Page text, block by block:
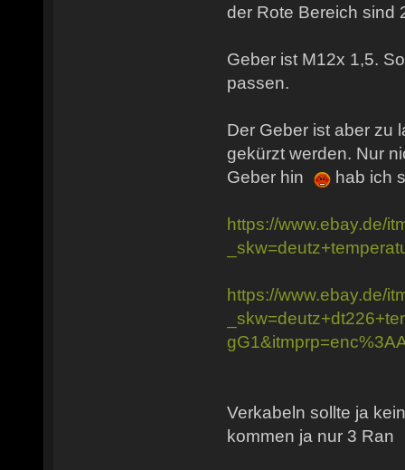
der Rote Bereich sind
Geber ist M12x 1,5.
passen.
Der Geber ist aber zu
gekürzt werden. Nur
Geber hin
hab ich
https://www.ebay.de/
https://www.ebay.de/
Verkabeln sollte ja
kommen ja nur 3 Ran